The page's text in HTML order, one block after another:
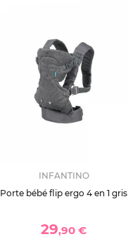
INFANTINO
Porte bébé flip ergo 4 en 1 gris
29,90 €